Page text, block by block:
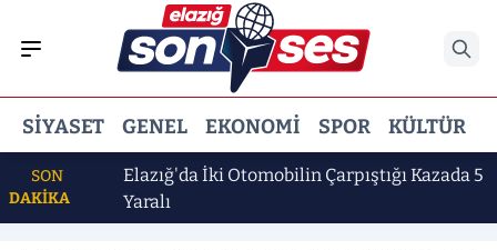
SIYASET GENEL EKONOMI SPOR KÜLTÜR
SON
DAKİKA
Elazığ'da İki Otomobilin Çarpıştığı Kazada 5
Yaralı